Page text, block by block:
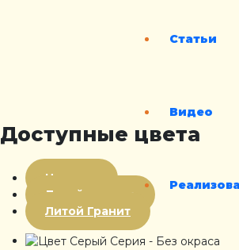
Статьи
Видео
Доступные цвета
Цветная
Литой мрамор
Литой Гранит